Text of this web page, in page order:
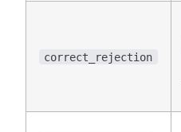
correct_rejection